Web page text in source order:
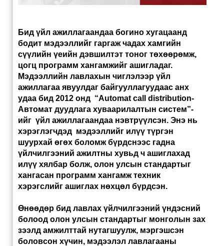
Бид үйл ажиллагаандаа богино хугацаанд
бодит мэдээллийг гаргаж чадах хамгийн
сүүлийн үеийн дэвшилтэт тоног төхөөрөмж,
цогц программ хангамжийг ашигладаг.
Мэдээллийн лавлахын чиглэлээр үйл
ажиллагаа явуулдаг байгууллагуудаас анх
удаа бид 2012 онд “Automat call distribution-
Aвтомат дуудлага хуваарилалтын систем”-
ийг үйл ажиллагаандаа нэвтрүүлсэн. Энэ нь
хэрэглэгчдэд мэдээллийг илүү түргэн
шуурхай өгөх боломж бүрдснээс гадна
үйлчилгээний ажилтны хувьд ч ашиглахад
илүү хялбар болж, олон улсын стандартыг
хангасан программ хангамж техник
хэрэгслийг ашиглах нөхцөл бүрдсэн.
Өнөөдөр бид лавлах үйлчилгээний үндэсний
болоод олон улсын стандартыг монголын зах
зээлд амжилттай нутагшуулж, мэргэшсэн
боловсон хүчин, мэдээлэл лавлагааны